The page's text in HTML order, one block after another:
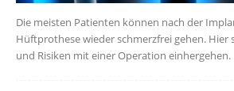
Die meisten Patienten können nach der
Hüftprothese wieder schmerzfrei gehen. Hier
und Risiken mit einer Operation einhergehen.